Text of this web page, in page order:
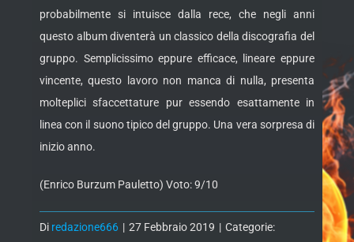
probabilmente si intuisce dalla rece, che negli anni
questo album diventerà un classico della discografia del
gruppo. Semplicissimo eppure efficace, lineare eppure
vincente, questo lavoro non manca di nulla, presenta
molteplici sfaccettature pur essendo esattamente in
linea con il suono tipico del gruppo. Una vera sorpresa di
inizio anno.
(Enrico Burzum Pauletto) Voto: 9/10
Di redazione666 | 27 Febbraio 2019 | Categorie: